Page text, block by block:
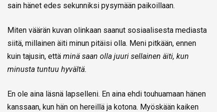
sain hänet edes sekunniksi pysymään paikoillaan.
Miten väärän kuvan olinkaan saanut sosiaalisesta mediasta
siitä, millainen äiti minun pitäisi olla. Meni pitkään, ennen
kuin tajusin, että minä saan olla juuri sellainen äiti, kun
minusta tuntuu hyvältä.
En ole aina läsnä lapselleni. En aina ehdi touhuamaan hänen
kanssaan, kun hän on hereillä ja kotona. Myöskään kaiken